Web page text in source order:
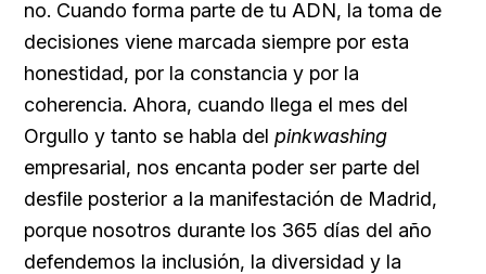
no. Cuando forma parte de tu ADN, la toma de
decisiones viene marcada siempre por esta
honestidad, por la constancia y por la
coherencia. Ahora, cuando llega el mes del
Orgullo y tanto se habla del pinkwashing
empresarial, nos encanta poder ser parte del
desfile posterior a la manifestación de Madrid,
porque nosotros durante los 365 días del año
defendemos la inclusión, la diversidad y la